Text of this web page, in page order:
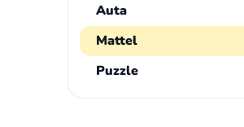
Auta
Mattel
Puzzle